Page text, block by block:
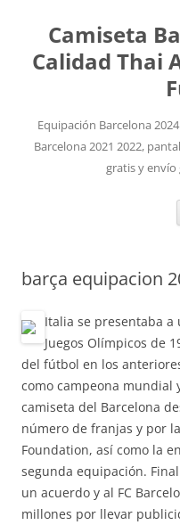
Camiseta
Calidad Thai
Equipación Barcelona
Barcelona 2021 2022,
gratis y envío
barça equipacion
Italia se presentaba a
Juegos Olímpicos de
del fútbol en los
como campeona mundial
camiseta del Barcelona
número de franjas y por
Foundation, así como la
segunda equipación.
un acuerdo y al FC
millones por llevar